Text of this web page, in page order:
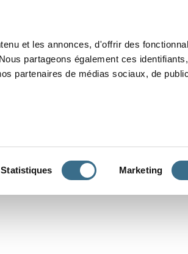
et les annonces, d'offrir des
partageons également ces identifiants,
partenaires de médias sociaux, de
Statistiques Marketing